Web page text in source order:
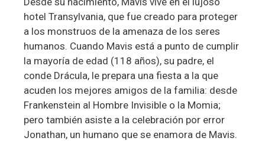
hotel Transylvania, que fue creado para proteger
a los monstruos de la amenaza de los seres
humanos. Cuando Mavis está a punto de cumplir
la mayoría de edad (118 años), su padre, el
conde Drácula, le prepara una fiesta a la que
acuden los mejores amigos de la familia: desde
Frankenstein al Hombre Invisible o la Momia;
pero también asiste a la celebración por error
Jonathan, un humano que se enamora de Mavis.